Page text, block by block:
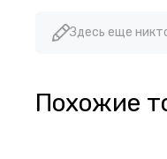
Здесь еще
Похожие